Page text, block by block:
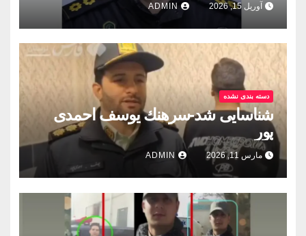
آوریل 15, 2026 ADMIN
دسته بندی نشده
شناسایی شد-سرهنك يوسف احمدى
پور
مارس 11, 2026 ADMIN